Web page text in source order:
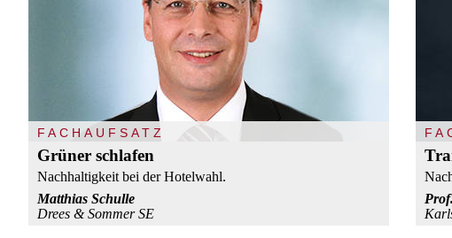
FACHAUFSATZ
Grüner schlafen
Nachhaltigkeit bei der Hotelwahl.
Matthias Schulle
Drees & Sommer SE